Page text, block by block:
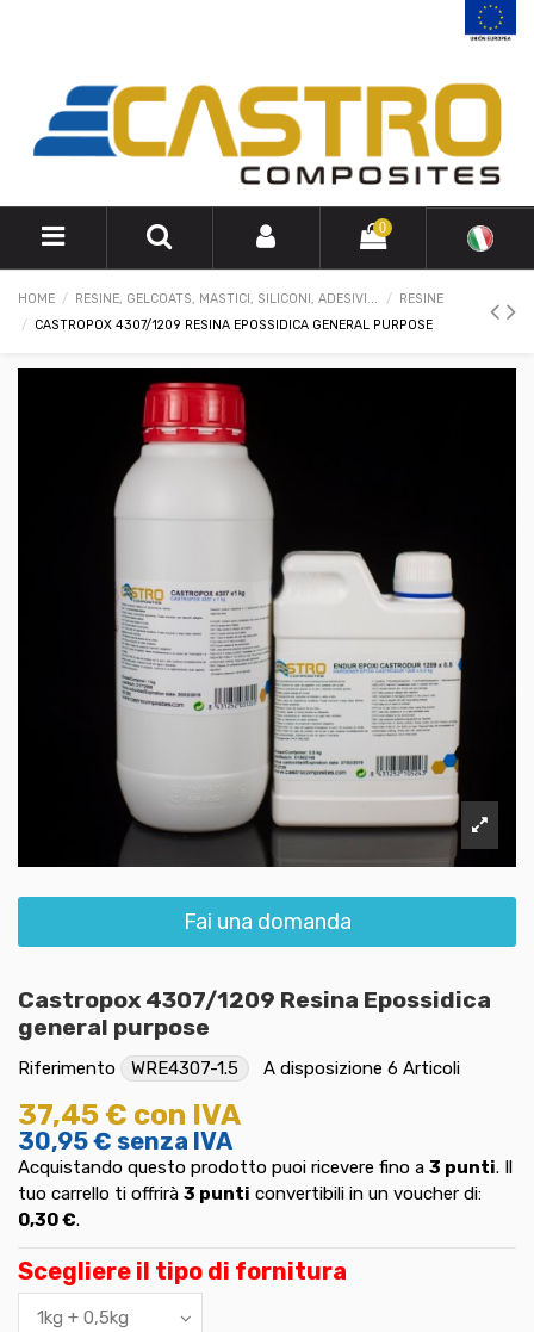
0
HOME RESINE, GELCOATS, MASTICI, SILICONI, ADESIVI...
RESINE
CASTROPOX 4307/1209 RESINA EPOSSIDICA GENERAL PURPOSE
Fai una domanda
Castropox 4307/1209 Resina Epossidica
general purpose
Riferimento WRE4307-1.5 A disposizione 6 Articoli
37,45 € con IVA
30,95 € senza IVA
Acquistando questo prodotto puoi ricevere fino a 3 punti. Il
tuo carrello ti offrirà 3 punti convertibili in un voucher di:
0,30 €.
Scegliere il tipo di fornitura